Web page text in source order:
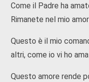
Come il Padre ha
Rimanete nel mio
Questo è il mio
altri, come io vi ho
Questo amore rende